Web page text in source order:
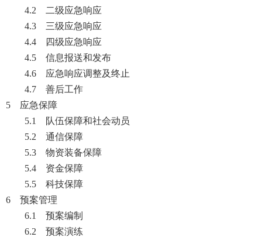
4.2 二级应急响应
4.3 三级应急响应
4.4 四级应急响应
4.5 信息报送和发布
4.6 应急响应调整及终止
4.7 善后工作
5 应急保障
5.1 队伍保障和社会动员
5.2 通信保障
5.3 物资装备保障
5.4 资金保障
5.5 科技保障
6 预案管理
6.1 预案编制
6.2 预案演练